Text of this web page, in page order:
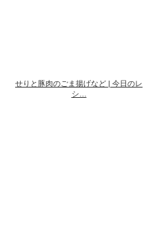
せりと豚肉のごま揚げなど | 今日のレ
シ…